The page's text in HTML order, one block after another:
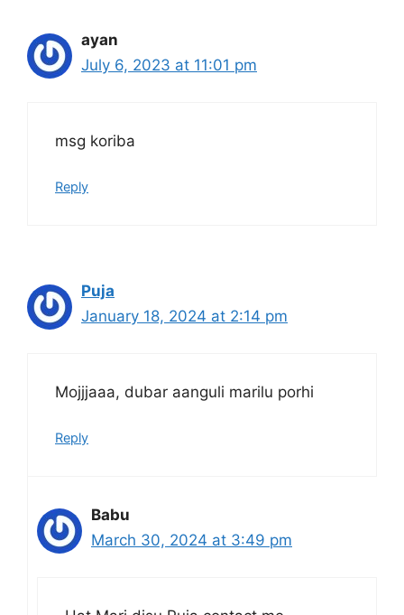
ayan
July 6, 2023 at 11:01 pm
msg koriba
Reply
Puja
January 18, 2024 at 2:14 pm
Mojjjaaa, dubar aanguli marilu porhi
Reply
Babu
March 30, 2024 at 3:49 pm